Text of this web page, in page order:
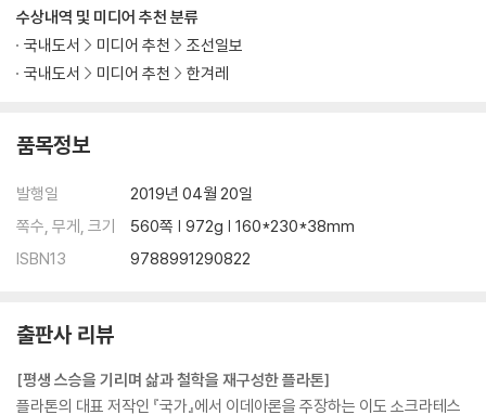
수상내역 및 미디어 추천 분류
국내도서
미디어 추천
조선일보
국내도서
미디어 추천 한겨레
품목정보
발행일
2019년 04월 20일
쪽수, 무게, 크기
560쪽 | 972g | 160*230*38mm
ISBN13
9788991290822
출판사 리뷰
[평생 스승을 기리며 삶과 철학을 재구성한 플라톤]
플라톤의 대표 저작인 『국가』에서 이데아론을 주장하는 이도 소크라테스